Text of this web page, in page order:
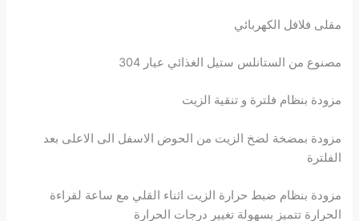
مقلى فلافل الكهربائي
مصنوع من الستانلس ستيل الغذائي عيار 304
مزودة بنظام فلترة و تنقية الزيت
مزودة بمضخة لضخ الزيت من الحوض الاسفل الى الاعلى بعد
الفلترة
مزودة بنظام ضبط حرارة الزيت اثناء القلي مع ساعة لقراءة
الحرارة تتميز بسهولة تغيير درجات الحرارة